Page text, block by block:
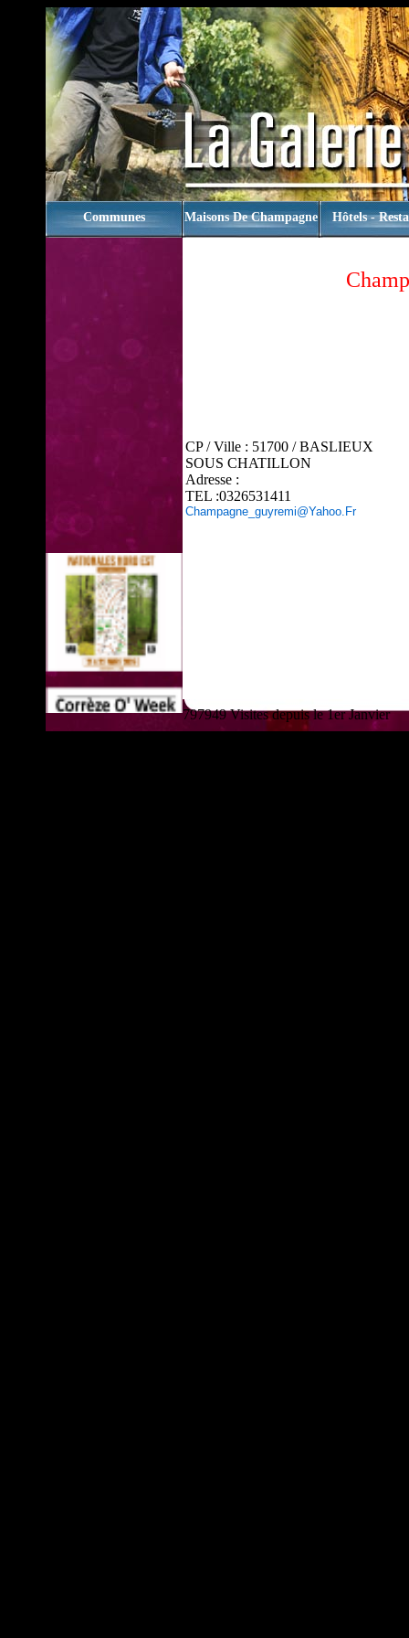
Communes Maisons De Champagne Hôtels -
CP / Ville : 51700 / BASLIEUX
SOUS CHATILLON
Adresse :
TEL :0326531411
Champagne_guyremi@yahoo.fr
797949 Visites depuis le 1er Janvier